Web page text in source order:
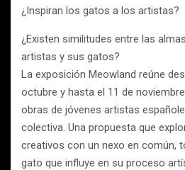
¿Inspiran los gatos a los artistas?
¿Existen similitudes entre las
artistas y sus gatos?
La exposición Meowland reúne
octubre y hasta el 11 de
obras de jóvenes artistas
colectiva. Una propuesta que
creativos con un nexo en común,
gato que influye en su proceso